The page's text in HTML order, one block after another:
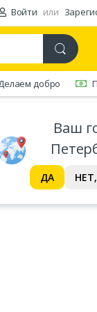
Войти или
Ваш
ДА
добро